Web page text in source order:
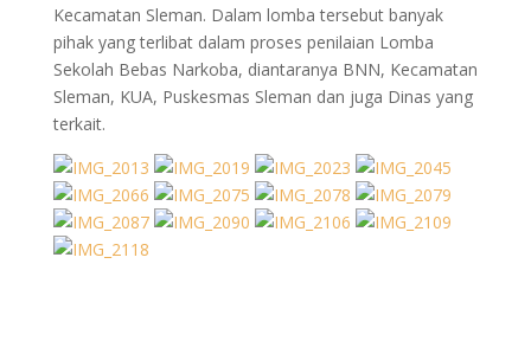
Kecamatan Sleman. Dalam lomba tersebut banyak
pihak yang terlibat dalam proses penilaian Lomba
Sekolah Bebas Narkoba, diantaranya BNN, Kecamatan
Sleman, KUA, Puskesmas Sleman dan juga Dinas yang
terkait.